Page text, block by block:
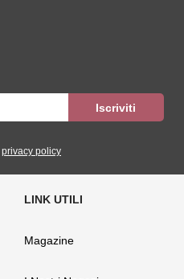
privacy policy
Magazine